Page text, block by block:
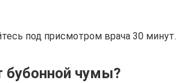
под присмотром врача 30 минут.
бубонной чумы?